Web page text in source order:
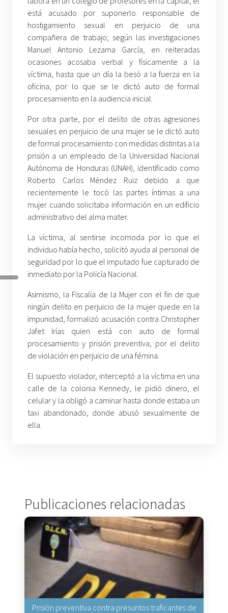
está acusado por suponerlo responsable de
hostigamiento sexual en perjuicio de una
compañera de trabajo; según las investigaciones
Manuel Antonio Lezama García, en reiteradas
ocasiones acosaba verbal y físicamente a la
víctima, hasta que un día la besó a la fuerza en la
oficina, por lo que se le dictó auto de formal
procesamiento en la audiencia inicial.
Por otra parte, por el delito de otras agresiones
sexuales en perjuicio de una mujer se le dictó auto
de formal procesamiento con medidas distintas a la
prisión a un empleado de la Universidad Nacional
Autónoma de Honduras (UNAH), identificado como
Roberto Carlos Méndez Ruiz debido a que
recientemente le tocó las partes íntimas a una
mujer cuando solicitaba información en un edificio
administrativo del alma mater.
La víctima, al sentirse incomoda por lo que el
individuo había hecho, solicitó ayuda al personal de
seguridad por lo que el imputado fue capturado de
inmediato por la Policía Nacional.
Asimismo, la Fiscalía de la Mujer con el fin de que
ningún delito en perjuicio de la mujer quede en la
impunidad, formalizó acusación contra Christopher
Jafet Irías quien está con auto de formal
procesamiento y prisión preventiva, por el delito
de violación en perjuicio de una fémina.
El supuesto violador, interceptó a la víctima en una
calle de la colonia Kennedy, le pidió dinero, el
celular y la obligó a caminar hasta donde estaba un
taxi abandonado, donde abusó sexualmente de
ella.
Publicaciones relacionadas
Prisión preventiva contra presuntos traficantes de